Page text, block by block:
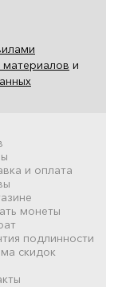
и
и оплата
монеты
подлинности
скидок